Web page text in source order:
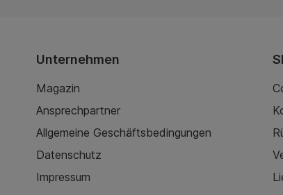
Unternehmen
Magazin
Ansprechpartner
Allgemeine Geschäftsbedingungen
Datenschutz
Impressum